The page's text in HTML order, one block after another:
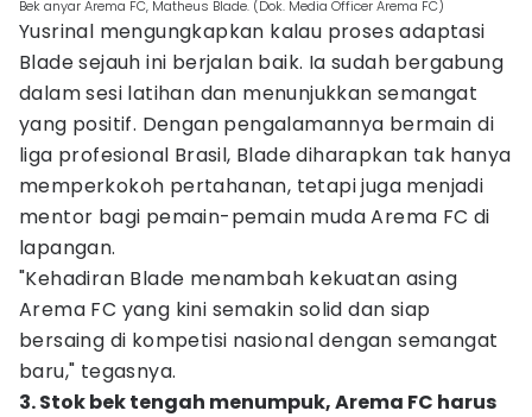
Bek anyar Arema FC, Matheus Blade. (Dok. Media Officer Arema FC)
Yusrinal mengungkapkan kalau proses adaptasi
Blade sejauh ini berjalan baik. Ia sudah bergabung
dalam sesi latihan dan menunjukkan semangat
yang positif. Dengan pengalamannya bermain di
liga profesional Brasil, Blade diharapkan tak hanya
memperkokoh pertahanan, tetapi juga menjadi
mentor bagi pemain-pemain muda Arema FC di
lapangan.
"Kehadiran Blade menambah kekuatan asing
Arema FC yang kini semakin solid dan siap
bersaing di kompetisi nasional dengan semangat
baru," tegasnya.
3. Stok bek tengah menumpuk, Arema FC harus